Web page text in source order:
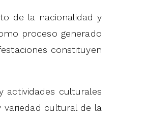
de la nacionalidad y
proceso generado
constituyen
actividades culturales
cultural de la